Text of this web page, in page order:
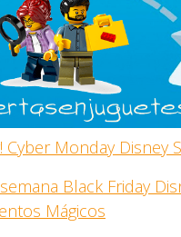
Cyber Monday Disney
Black Friday
Mágicos